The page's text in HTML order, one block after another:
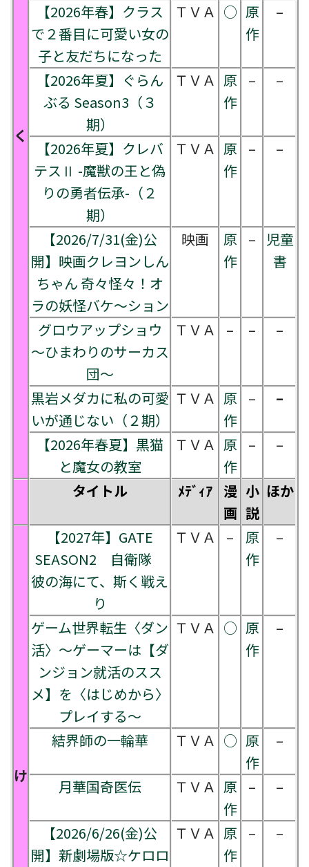
く
【2026年春】クラス
で２番目に可愛い女の
子と友だちになった
ＴＶＡ ○ 原
作
–
【2026年夏】ぐらん
ぶる Season3（３
期）
ＴＶＡ 原
作
– –
【2026年夏】クレバ
テスⅡ -魔獣の王と偽
りの勇者伝承-（２
期）
ＴＶＡ 原
作
– –
【2026/7/31(金)公
開】映画クレヨンしん
ちゃん 奇々怪々！オ
ラの妖怪バケ～ション
映画
原
作
–
児童
書
グロウアップショウ
～ひまわりのサーカス
団～
ＴＶＡ – – –
黒岩メダカに私の可愛
いが通じない（２期）
ＴＶＡ 原
作
– –
【2026年春夏】黒猫
と魔女の教室
ＴＶＡ 原
作
– –
タイトル ﾒﾃﾞｨｱ
漫
画
小
説
ほか
け
【2027年】GATE
SEASON2 自衛隊
彼の海にて、斯く戦え
り
ＴＶＡ –
原
作
–
ゲーム世界転生〈ダン
活〉～ゲーマーは【ダ
ンジョン就活のスス
メ】を〈はじめから〉
プレイする～
ＴＶＡ ○ 原
作
–
結界師の一輪華 ＴＶＡ ○ 原
作
–
月華国奇医伝 ＴＶＡ 原
作
– –
【2026/6/26(金)公
開】新劇場版☆ケロロ
ＴＶＡ 原
作
– –